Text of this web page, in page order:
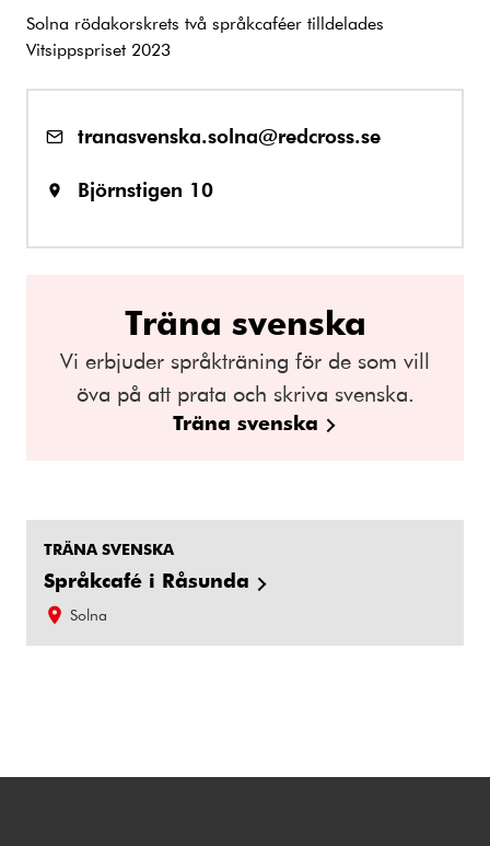
Solna rödakorskrets två språkcaféer tilldelades
Vitsippspriset 2023
tranasvenska.solna@redcross.se
Björnstigen 10
Träna svenska
Vi erbjuder språkträning för de som vill
öva på att prata och skriva svenska.
Träna svenska
TRÄNA SVENSKA
Språkcafé i Råsunda
Solna